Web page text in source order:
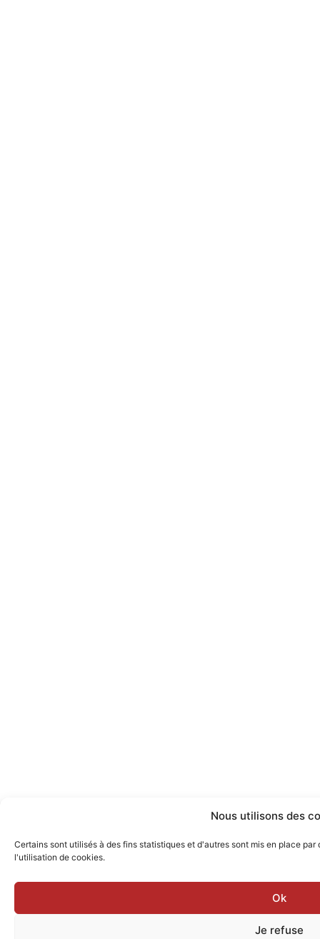
Nous utilisons des
Certains sont utilisés à des fins statistiques et d'autres sont mis en place
l'utilisation de cookies.
Ok
Je refuse